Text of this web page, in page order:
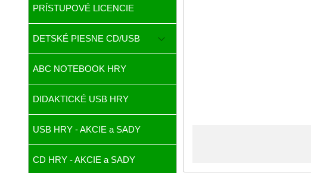
PRÍSTUPOVÉ LICENCIE
DETSKÉ PIESNE CD/USB
ABC NOTEBOOK HRY
DIDAKTICKÉ USB HRY
USB HRY - AKCIE a SADY
CD HRY - AKCIE a SADY